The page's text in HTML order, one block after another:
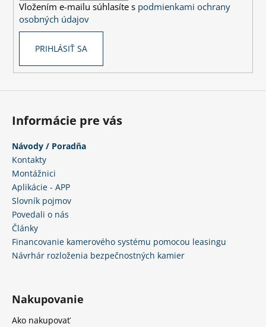
Vložením e-mailu súhlasíte s podmienkami ochrany
osobných údajov
PRIHLÁSIŤ SA
Informácie pre vás
Návody / Poradňa
Kontakty
Montážnici
Aplikácie - APP
Slovník pojmov
Povedali o nás
Články
Financovanie kamerového systému pomocou leasingu
Návrhár rozloženia bezpečnostných kamier
Nakupovanie
Ako nakupovať